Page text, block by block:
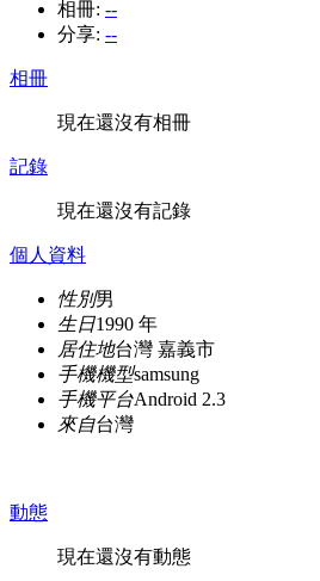
相冊: --
分享: --
相冊
現在還沒有相冊
記錄
現在還沒有記錄
個人資料
性別男
生日1990 年
居住地台灣 嘉義市
手機機型samsung
手機平台Android 2.3
來自台灣
動態
現在還沒有動態